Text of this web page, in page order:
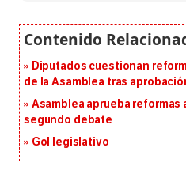
Diputados cuestionan
de la Asamblea tras
Asamblea aprueba reformas
segundo debate
Gol legislativo